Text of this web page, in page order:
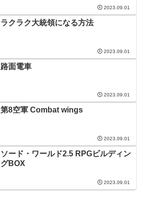
2023.09.01
ラクラク大統領になる方法
2023.09.01
路面電車
2023.09.01
第8空軍 Combat wings
2023.09.01
ソード・ワールド2.5 RPGビルディン
グBOX
2023.09.01